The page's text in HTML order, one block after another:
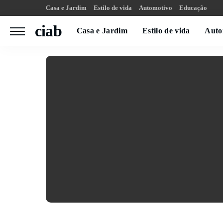
Casa e Jardim Estilo de vida Automotivo Educação
ciab Casa e Jardim Estilo de vida